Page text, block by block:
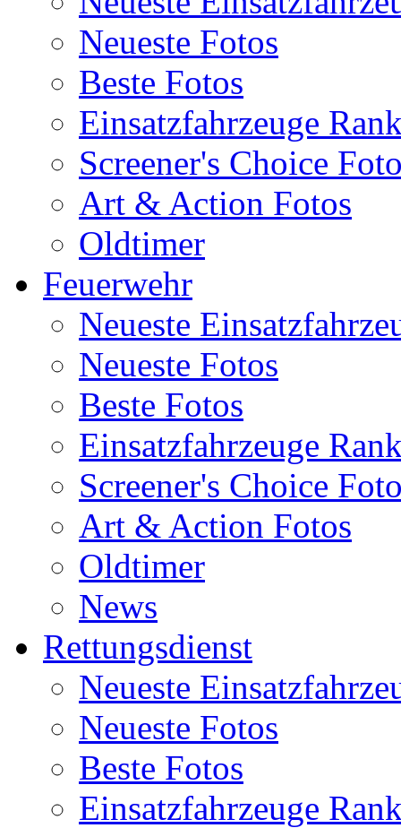
Neueste Fotos
Beste Fotos
Einsatzfahrzeuge
Screener's Choice
Art & Action Fotos
Oldtimer
Feuerwehr
Neueste
Neueste Fotos
Beste Fotos
Einsatzfahrzeuge
Screener's Choice
Art & Action Fotos
Oldtimer
News
Rettungsdienst
Neueste
Neueste Fotos
Beste Fotos
Einsatzfahrzeuge